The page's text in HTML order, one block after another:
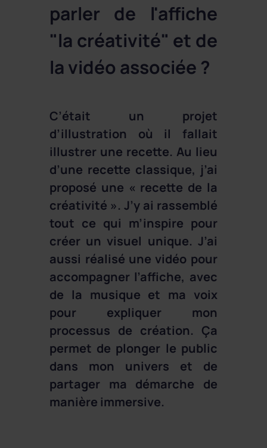
parler de l'affiche
"la créativité" et de
la vidéo associée ?
C’était un projet
d’illustration où il fallait
illustrer une recette. Au lieu
d’une recette classique, j’ai
proposé une « recette de la
créativité ». J’y ai rassemblé
tout ce qui m’inspire pour
créer un visuel unique. J’ai
aussi réalisé une vidéo pour
accompagner l’affiche, avec
de la musique et ma voix
pour expliquer mon
processus de création. Ça
permet de plonger le public
dans mon univers et de
partager ma démarche de
manière immersive.